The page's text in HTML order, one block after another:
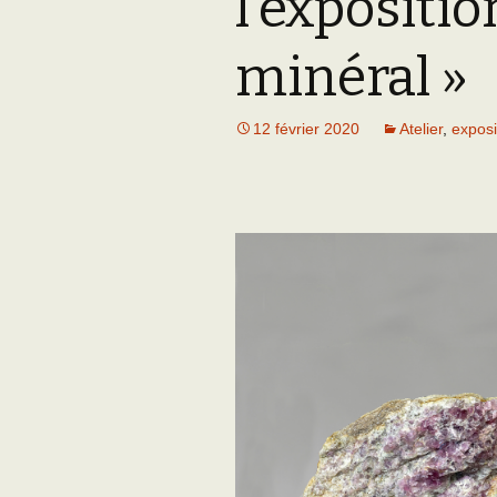
Adhésion
Documents (accès
minéral »
12 février 2020 Atelier,